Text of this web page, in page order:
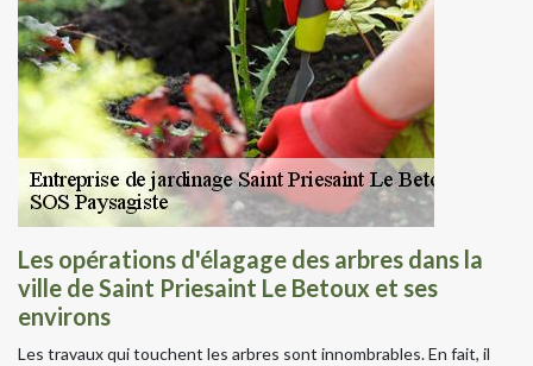
Les opérations d'élagage des arbres dans la
ville de Saint Priesaint Le Betoux et ses
environs
Les travaux qui touchent les arbres sont innombrables. En fait, il